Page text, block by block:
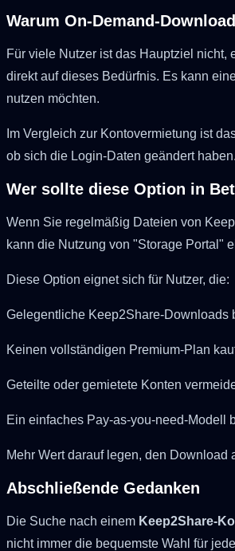
Warum On-Demand-
Für viele Nutzer ist das Hauptziel nicht,
direkt auf dieses Bedürfnis. Es kann
nutzen möchten.
Im Vergleich zur Kontovermietung ist
ob sich die Login-Daten geändert
Wer sollte diese Option in
Wenn Sie regelmäßig Dateien von
kann die Nutzung von "Storage Portal"
Diese Option eignet sich für Nutzer, die:
Gelegentliche Keep2Share-Downloads
Keinen vollständigen Premium-Plan
Geteilte oder gemietete Konten
Ein einfaches Pay-as-you-need-Modell
Mehr Wert darauf legen, den
Abschließende Gedanken
Die Suche nach einem Keep2Share-
nicht immer die bequemste Wahl für